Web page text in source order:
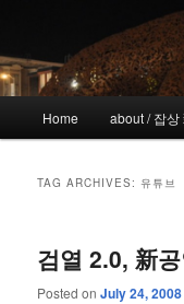
primary
content
secondary
content!wicked
the more I see the less I
Home about / 잡상
TAG ARCHIVES:유튜브
검열 2.0, 新
Posted onJuly 24, 2008